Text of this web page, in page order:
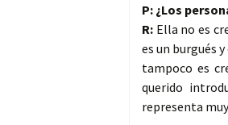
P: ¿Los
R: Ella no es
es un burgués
tampoco es
querido
representa